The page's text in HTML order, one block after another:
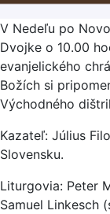
V Nedeľu po
Dvojke o 10.00
evanjelického
Božích si
Východného
Kazateľ: Július
Slovensku.
Liturgovia: Peter
Samuel Linkesch